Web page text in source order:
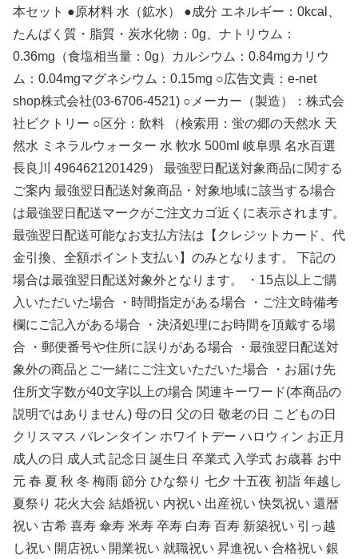
本セット ●原材料 水（鉱水） ●成分 エネルギー：0kcal、
たんぱく質・脂質・炭水化物：0g、ナトリウム：
0.36mg（食塩相当量：0g）カルシウム：0.84mgカリウ
ム：0.04mgマグネシウム：0.15mg ○広告文責：e-net
shop株式会社(03-6706-4521) ○メーカー（製造）：株式会
社ビクトリー ○区分：飲料 （検索用：蛍の郷の天然水 天
然水 ミネラルウォーター 水 軟水 500ml 岐阜県 名水百選
長良川 4964621201429） 最強翌日配送対象商品に関する
ご案内 最強翌日配送対象商品・対象地域に該当する場合
は最強翌日配送マークがご注文カゴ近くに表示されます。
最強翌日配送可能なお支払方法は【クレジットカード、代
金引換、全額ポイント支払い】のみとなります。 下記の
場合は最強翌日配送対象外となります。 ・15点以上ご購
入いただいた場合 ・時間指定がある場合 ・ご注文時備考
欄にご記入がある場合 ・決済処理にお時間を頂戴する場
合 ・郵便番号や住所に誤りがある場合 ・最強翌日配送対
象外の商品とご一緒にご注文いただいた場合 ・お届け先
住所文字数が40文字以上の場合 関連キーワード(本商品の
説明ではありません) 母の日 父の日 敬老の日 こどもの日
クリスマス バレンタイン ホワイトデー ハロウィン お正月
成人の日 成人式 記念日 誕生日 卒業式 入学式 お歳暮 お中
元 春 夏 秋 冬 梅雨 節分 ひな祭り 七夕 十五夜 初詣 年越し
夏祭り 花火大会 結婚祝い 内祝い 出産祝い 快気祝い 還暦
祝い 古希 喜寿 傘寿 米寿 卒寿 白寿 百寿 新築祝い 引っ越
し祝い 開店祝い 開業祝い 就職祝い 昇進祝い 合格祝い 銀